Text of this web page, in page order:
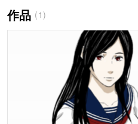
作品 (1)